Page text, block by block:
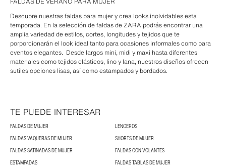
Descubre nuestras faldas para mujer y crea looks inolvidables esta
temporada. En la selección de faldas de ZARA podrás encontrar una
amplia variedad de estilos, cortes, longitudes y tejidos que te
porporcionarán el look ideal tanto para ocasiones informales como para
eventos elegantes. Desde largos mini, midi y maxi hasta diferentes
materiales como tejidos elásticos, lino y lana, nuestros diseños ofrecen
sutiles opciones lisas, así como estampados y bordados.
TE PUEDE INTERESAR
FALDAS DE MUJER
LENCEROS
FALDAS VAQUERAS DE MUJER
SHORTS DE MUJER
FALDAS SATINADAS DE MUJER
FALDAS CON VOLANTES
ESTAMPADAS
FALDAS TABLAS DE MUJER